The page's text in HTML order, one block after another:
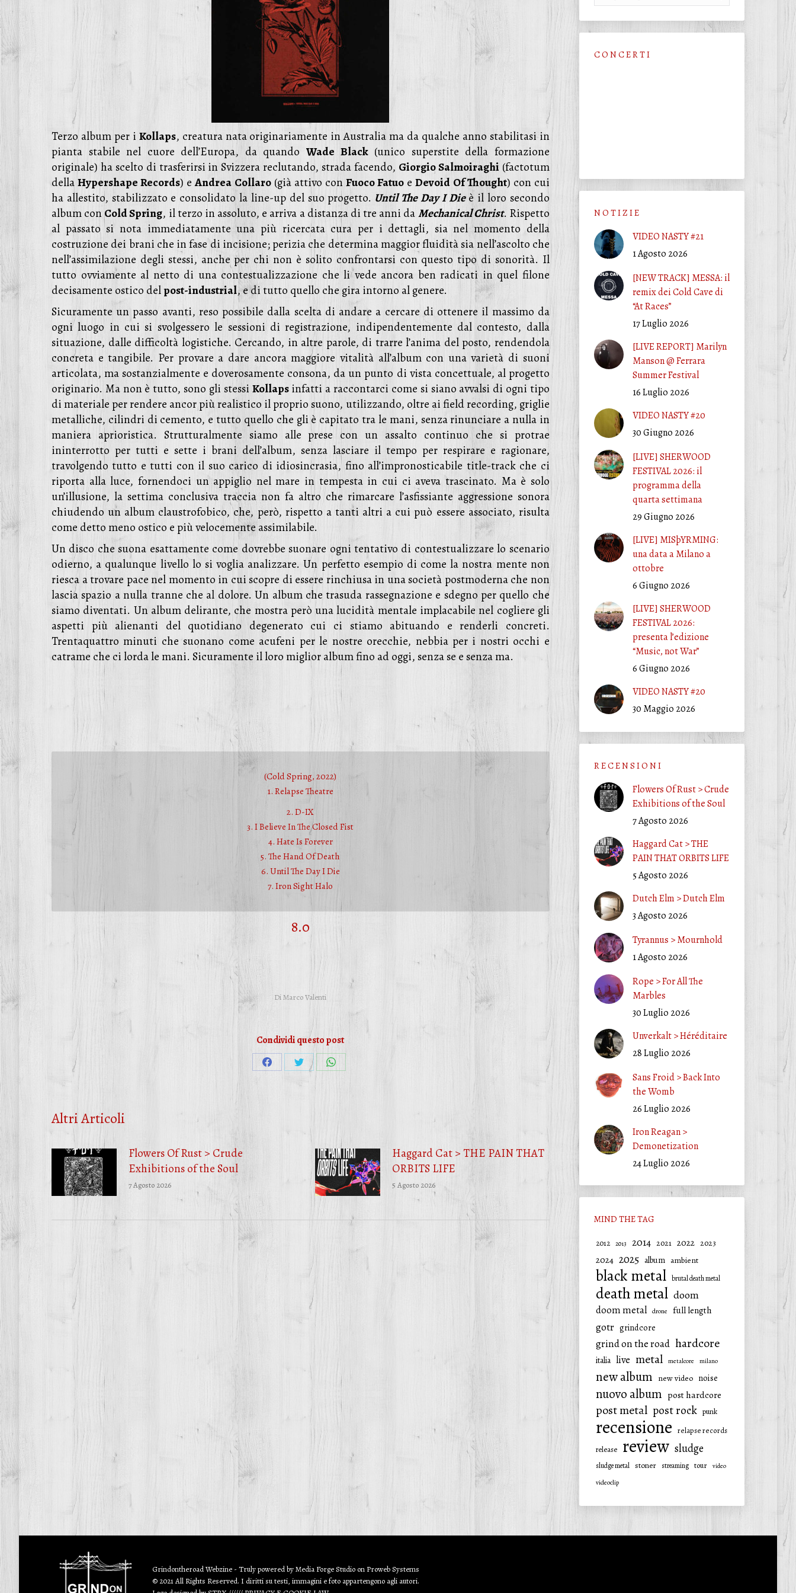
Terzo album per i Kollaps, creatura nata originariamente in Australia ma da qualche anno stabilitasi in
pianta stabile nel cuore dell’Europa, da quando Wade Black(unico superstite della formazione
originale) ha scelto di trasferirsi in Svizzera reclutando, strada facendo, Giorgio Salmoiraghi (factotum
dellaHypershape Records) eAndrea Collaro(già attivo conFuoco Fatuo eDevoid Of Thought) con cui
ha allestito, stabilizzato e consolidato la line-up del suo progetto. Until The Day I Dieè il loro secondo
album con Cold Spring, il terzo in assoluto, e arriva a distanza di tre anni daMechanical Christ. Rispetto
al passato si nota immediatamente una più ricercata cura per i dettagli, sia nel momento della
costruzione dei brani che in fase di incisione; perizia che determina maggior fluidità sia nell’ascolto che
nell’assimilazione degli stessi, anche per chi non è solito confrontarsi con questo tipo di sonorità. Il
tutto ovviamente al netto di una contestualizzazione che li vede ancora ben radicati in quel filone
decisamente ostico delpost-industrial, e di tutto quello che gira intorno al genere.
Sicuramente un passo avanti, reso possibile dalla scelta di andare a cercare di ottenere il massimo da
ogni luogo in cui si svolgessero le sessioni di registrazione, indipendentemente dal contesto, dalla
situazione, dalle difficoltà logistiche. Cercando, in altre parole, di trarre l’anima del posto, rendendola
concreta e tangibile. Per provare a dare ancora maggiore vitalità all’album con una varietà di suoni
articolata, ma sostanzialmente e doverosamente consona, da un punto di vista concettuale, al progetto
originario. Ma non è tutto, sono gli stessi Kollapsinfatti a raccontarci come si siano avvalsi di ogni tipo
di materiale per rendere ancor più realistico il proprio suono, utilizzando, oltre ai field recording, griglie
metalliche, cilindri di cemento, e tutto quello che gli è capitato tra le mani, senza rinunciare a nulla in
maniera aprioristica. Strutturalmente siamo alle prese con un assalto continuo che si protrae
ininterrotto per tutti e sette i brani dell’album, senza lasciare il tempo per respirare e ragionare,
travolgendo tutto e tutti con il suo carico di idiosincrasia, fino all’impronosticabile title-track che ci
riporta alla luce, fornendoci un appiglio nel mare in tempesta in cui ci aveva trascinato. Ma è solo
un’illusione, la settima conclusiva traccia non fa altro che rimarcare l’asfissiante aggressione sonora
chiudendo un album claustrofobico, che, però, rispetto a tanti altri a cui può essere associato, risulta
come detto meno ostico e più velocemente assimilabile.
Un disco che suona esattamente come dovrebbe suonare ogni tentativo di contestualizzare lo scenario
odierno, a qualunque livello lo si voglia analizzare. Un perfetto esempio di come la nostra mente non
riesca a trovare pace nel momento in cui scopre di essere rinchiusa in una società postmoderna che non
lascia spazio a nulla tranne che al dolore. Un album che trasuda rassegnazione e sdegno per quello che
siamo diventati. Un album delirante, che mostra però una lucidità mentale implacabile nel cogliere gli
aspetti più alienanti del quotidiano degenerato cui ci stiamo abituando e renderli concreti.
Trentaquattro minuti che suonano come acufeni per le nostre orecchie, nebbia per i nostri occhi e
catrame che ci lorda le mani. Sicuramente il loro miglior album fino ad oggi, senza se e senza ma.
(Cold Spring, 2022)
1. Relapse Theatre
2. D-IX
3. I Believe In The Closed Fist
4. Hate Is Forever
5. The Hand Of Death
6. Until The Day I Die
7. Iron Sight Halo
8.0
DiMarco Valenti
Condividi questo post
CondividiCondividiCondividi
Altri Articoli
Flowers Of Rust > Crude
Exhibitions of the Soul
7 Agosto 2026
Haggard Cat > THE PAIN THAT
ORBITS LIFE
5 Agosto 2026
C O N C E R T I
N O T I Z I E
VIDEO NASTY #21
1 Agosto 2026
[NEW TRACK] MESSA: il
remix dei Cold Cave di
“At Races”
17 Luglio 2026
[LIVE REPORT] Marilyn
Manson @ Ferrara
Summer Festival
16 Luglio 2026
VIDEO NASTY #20
30 Giugno 2026
[LIVE] SHERWOOD
FESTIVAL 2026: il
programma della
quarta settimana
29 Giugno 2026
[LIVE] MISþYRMING:
una data a Milano a
ottobre
6 Giugno 2026
[LIVE] SHERWOOD
FESTIVAL 2026:
presenta l’edizione
“Music, not War”
6 Giugno 2026
VIDEO NASTY #20
30 Maggio 2026
R E C E N S I O N I
Flowers Of Rust > Crude
Exhibitions of the Soul
7 Agosto 2026
Haggard Cat > THE
PAIN THAT ORBITS LIFE
5 Agosto 2026
Dutch Elm > Dutch Elm
3 Agosto 2026
Tyrannus > Mournhold
1 Agosto 2026
Rope > For All The
Marbles
30 Luglio 2026
Unverkalt > Héréditaire
28 Luglio 2026
Sans Froid > Back Into
the Womb
26 Luglio 2026
Iron Reagan >
Demonetization
24 Luglio 2026
MIND THE TAG
2012 2013 2014 2021 2022 2023
2024 2025 album ambient
black metal brutal death metal
death metal doom
doom metal drone full length
gotr grindcore
grind on the road hardcore
italia live metal metalcore milano
new album new video noise
nuovo album post hardcore
post metal post rock punk
recensione relapse records
release
review sludge
sludge metal stoner streaming tour
video
videoclip
Grindontheroad Webzine - Truly powered byMedia Forge Studio on ProwebSystems
© 2021 All Rights Reserved. I diritti su testi, immagini e foto appartengono agli autori.